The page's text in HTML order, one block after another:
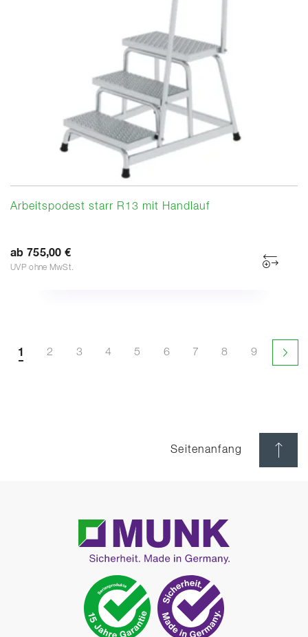
Arbeitspodest starr R13 mit Handlauf
ab 755,00 €
UVP ohne MwSt.
1 2 3 4 5 6 7 8 9
Seitenanfang